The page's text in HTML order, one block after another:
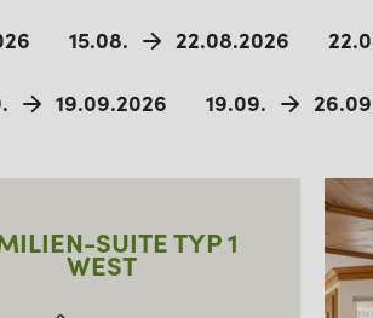
15.08. 22.08.2026
19.09.2026 19.09.
SUITE TYP 1
WEST